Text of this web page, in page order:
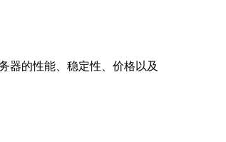
器的性能、稳定性、价格以及